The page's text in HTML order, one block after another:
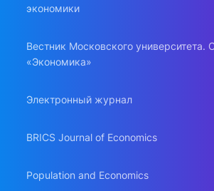
экономики
Вестник Московского университета.
«Экономика»
Электронный журнал
BRICS Journal of Economics
Population and Economics